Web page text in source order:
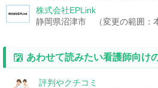
株式会社EPLink
静岡県沼津市 （変更の範囲：
あわせて読みたい看護師向け
評判やクチコミ